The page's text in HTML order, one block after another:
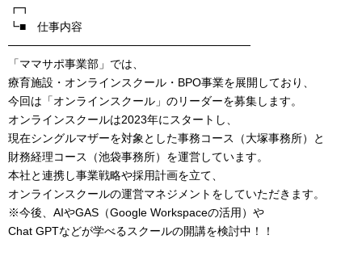
┏┓
┗■ 仕事内容
──────────────────────────────
「ママサポ事業部」では、
療育施設・オンラインスクール・BPO事業を展開しており、
今回は「オンラインスクール」のリーダーを募集します。
オンラインスクールは2023年にスタートし、
現在シングルマザーを対象とした事務コース（大塚事務所）と
財務経理コース（池袋事務所）を運営しています。
本社と連携し事業戦略や採用計画を立て、
オンラインスクールの運営マネジメントをしていただきます。
※今後、AIやGAS（Google Workspaceの活用）や
Chat GPTなどが学べるスクールの開講を検討中！！